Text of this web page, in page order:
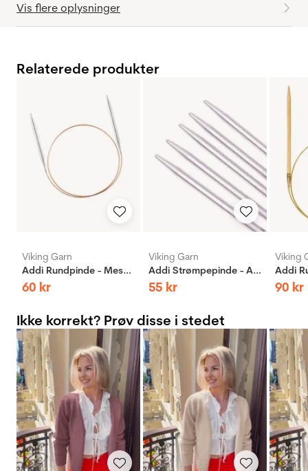
Vis flere oplysninger
Relaterede produkter
Viking Garn
Addi Rundpinde - Messing
60 kr
Viking Garn
Addi Strømpepinde - Aluminium
55 kr
Viking
90 kr
Ikke korrekt? Prøv disse i stedet